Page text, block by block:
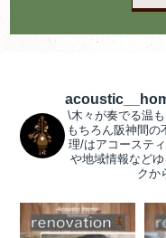
\木々が奏でる温
もちろん阪神間
理/はアコーステ
や地域情報など
クか